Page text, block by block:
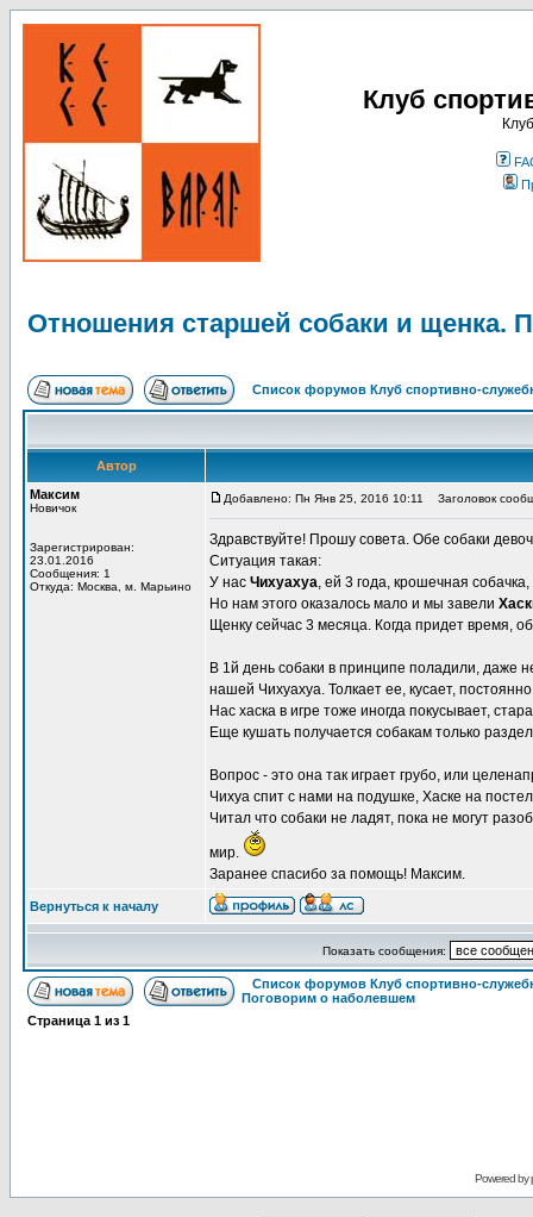
Клуб
Отношения старшей собаки и щенка.
Список форумов Клуб спортивно-
Автор
Максим
Новичок
Зарегистрирован:
23.01.2016
Сообщения: 1
Откуда: Москва, м. Марьино
Добавлено: Пн Янв 25, 2016 10:11 Заголовок
Здравствуйте! Прошу совета. Обе собаки
Ситуация такая:
У нас Чихуахуа, ей 3 года, крошечная
Но нам этого оказалось мало и мы завели
Щенку сейчас 3 месяца. Когда придет время,
В 1й день собаки в принципе поладили, даже
нашей Чихуахуа. Толкает ее, кусает,
Нас хаска в игре тоже иногда покусывает,
Еще кушать получается собакам только
Вопрос - это она так играет грубо, или
Чихуа спит с нами на подушке, Хаске на
Читал что собаки не ладят, пока не могут
мир.
Заранее спасибо за помощь! Максим.
Вернуться к началу
Показать сообщения:
Список форумов Клуб спортивно-
Поговорим о наболевшем
Страница 1 из 1
Powered by